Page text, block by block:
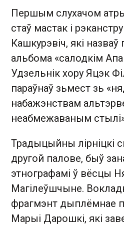
Першым слухачом
стаў мастак і
Кашкурэвіч, які
альбома «салодкім
Удзельнік хору Яцэк
параўнаў зьмест зь
набажэнствам
неабмежаваным
Традыцыйны лірніцкі
другой палове, быў
этнографамі ў вёсцы
Магілеўшчыне.
фрагмэнт дыплёмнае
Марыі Дарошкі, які